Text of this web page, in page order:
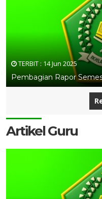
TERBIT : 14 Jun 2025
Pembagian Rapor
Artikel Guru